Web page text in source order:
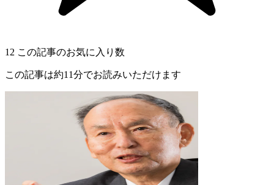
12 この記事のお気に入り数
この記事は約11分でお読みいただけます